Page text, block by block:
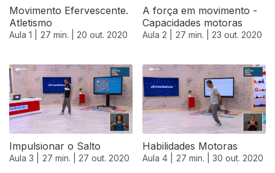
Movimento Efervescente.
Atletismo
Aula 1 | 27 min. | 20 out. 2020
A força em movimento -
Capacidades motoras
Aula 2 | 27 min. | 23 out. 2020
Impulsionar o Salto
Aula 3 | 27 min. | 27 out. 2020
Habilidades Motoras
Aula 4 | 27 min. | 30 out. 2020